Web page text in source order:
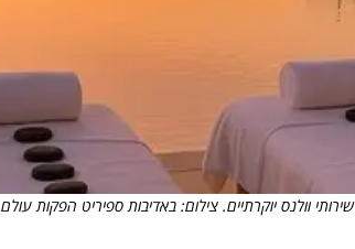
שירותי וולנס יוקרתיים. צילום: באדיבות ספיריט הפקות עולם